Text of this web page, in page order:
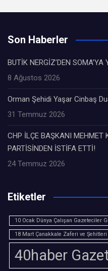
Son Haberler
BUTİK NERGİZ’DEN
8 Ağustos 2026
Orman Şehidi Yaşar Cinbaş
31 Temmuz 2026
CHP İLÇE BAŞKANI MEHMET
PARTİSİNDEN İSTİFA ETTİ!
24 Temmuz 2026
Etiketler
10 Ocak Dünya Çalışan Gazeteciler
18 Mart Çanakkale Zaferi ve Şehitleri
40haber